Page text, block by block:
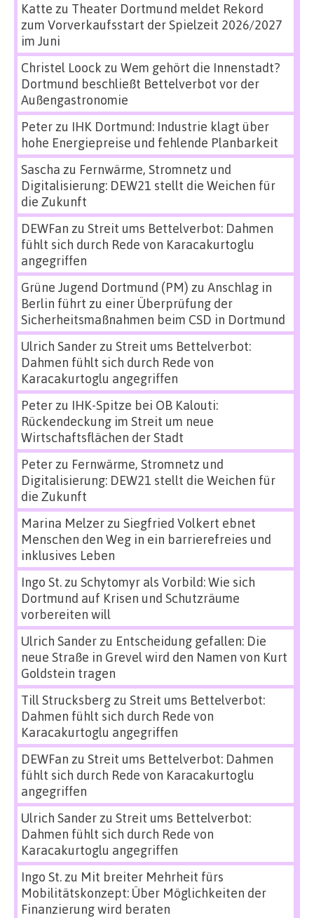
Katte zu Theater Dortmund meldet Rekord
zum Vorverkaufsstart der Spielzeit 2026/2027
im Juni
Christel Loock zu Wem gehört die Innenstadt?
Dortmund beschließt Bettelverbot vor der
Außengastronomie
Peterzu IHK Dortmund: Industrie klagt über
hohe Energiepreise und fehlende Planbarkeit
Sascha zu Fernwärme, Stromnetz und
Digitalisierung: DEW21 stellt die Weichen für
die Zukunft
DEWFan zu Streit ums Bettelverbot: Dahmen
fühlt sich durch Rede von Karacakurtoglu
angegriffen
Grüne Jugend Dortmund (PM) zu Anschlag in
Berlin führt zu einer Überprüfung der
Sicherheitsmaßnahmen beim CSD in Dortmund
Ulrich Sanderzu Streit ums Bettelverbot:
Dahmen fühlt sich durch Rede von
Karacakurtoglu angegriffen
Peterzu IHK-Spitze bei OB Kalouti:
Rückendeckung im Streit um neue
Wirtschaftsflächen der Stadt
Peterzu Fernwärme, Stromnetz und
Digitalisierung: DEW21 stellt die Weichen für
die Zukunft
Marina Melzerzu Siegfried Volkert ebnet
Menschen den Weg in ein barrierefreies und
inklusives Leben
Ingo St.zu Schytomyr als Vorbild: Wie sich
Dortmund auf Krisen und Schutzräume
vorbereiten will
Ulrich Sanderzu Entscheidung gefallen: Die
neue Straße in Grevel wird den Namen von Kurt
Goldstein tragen
Till Strucksbergzu Streit ums Bettelverbot:
Dahmen fühlt sich durch Rede von
Karacakurtoglu angegriffen
DEWFan zu Streit ums Bettelverbot: Dahmen
fühlt sich durch Rede von Karacakurtoglu
angegriffen
Ulrich Sanderzu Streit ums Bettelverbot:
Dahmen fühlt sich durch Rede von
Karacakurtoglu angegriffen
Ingo St.zu Mit breiter Mehrheit fürs
Mobilitätskonzept: Über Möglichkeiten der
Finanzierung wird beraten